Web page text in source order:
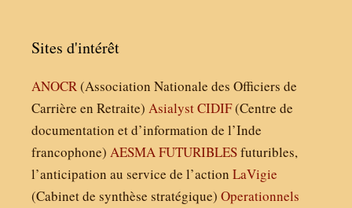
Sites d'intérêt
ANOCR(Association Nationale des Officiers de
Carrière en Retraite) AsialystCIDIF(Centre de
documentation et d’information de l’Inde
francophone) AESMAFUTURIBLESfuturibles,
l’anticipation au service de l’action LaVigie
(Cabinet de synthèse stratégique) Operationnels